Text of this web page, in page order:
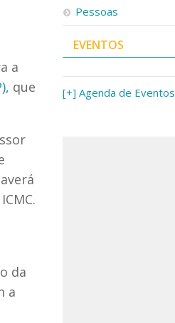
a
, que
da
a
Pessoas
EVENTOS
[+] Agenda de Eventos